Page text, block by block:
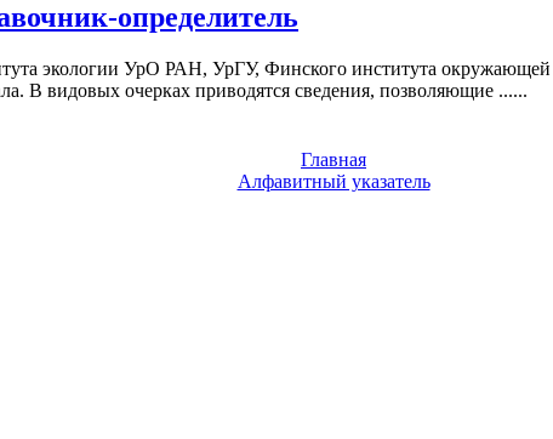
определитель
экологии УрО РАН, УрГУ, Финского института
В видовых очерках приводятся сведения, позволяющие ......
Главная
Алфавитный указатель